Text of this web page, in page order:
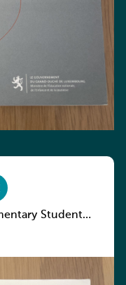
Student’s